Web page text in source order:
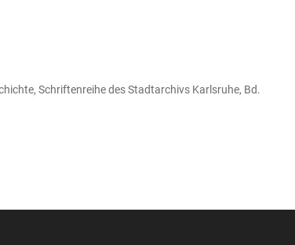
Schriftenreihe des Stadtarchivs Karlsruhe, Bd.